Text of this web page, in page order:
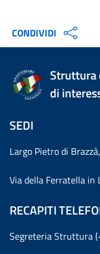
CONDIVIDI
Struttura
di
SEDI
Largo Pietro di
Via della Ferratella
RECAPITI
Segreteria Struttura